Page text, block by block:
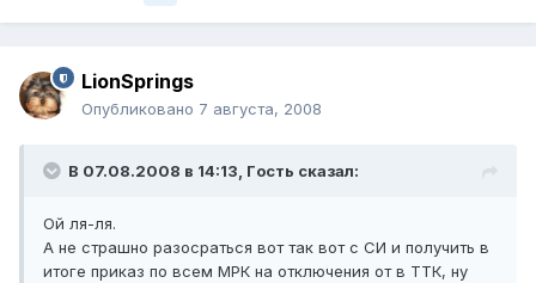
LionSprings
Опубликовано 7 августа, 2008
В 07.08.2008 в 14:13, Гoсть сказал:
Ой ля-ля.
А не страшно разосраться вот так вот с СИ и получить в
итоге приказ по всем МРК на отключения от в ТТК, ну